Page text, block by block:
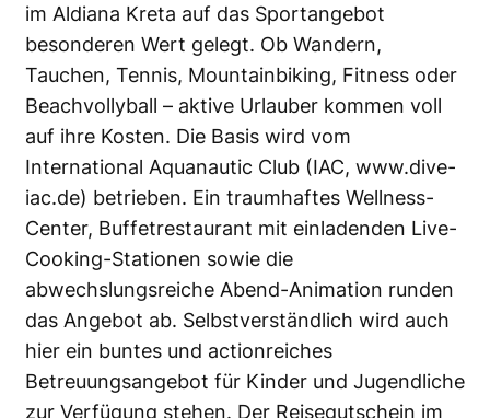
im Aldiana Kreta auf das Sportangebot
besonderen Wert gelegt. Ob Wandern,
Tauchen, Tennis, Mountainbiking, Fitness oder
Beachvollyball – aktive Urlauber kommen voll
auf ihre Kosten. Die Basis wird vom
International Aquanautic Club (IAC, www.dive-
iac.de) betrieben. Ein traumhaftes Wellness-
Center, Buffetrestaurant mit einladenden Live-
Cooking-Stationen sowie die
abwechslungsreiche Abend-Animation runden
das Angebot ab. Selbstverständlich wird auch
hier ein buntes und actionreiches
Betreuungsangebot für Kinder und Jugendliche
zur Verfügung stehen. Der Reisegutschein im